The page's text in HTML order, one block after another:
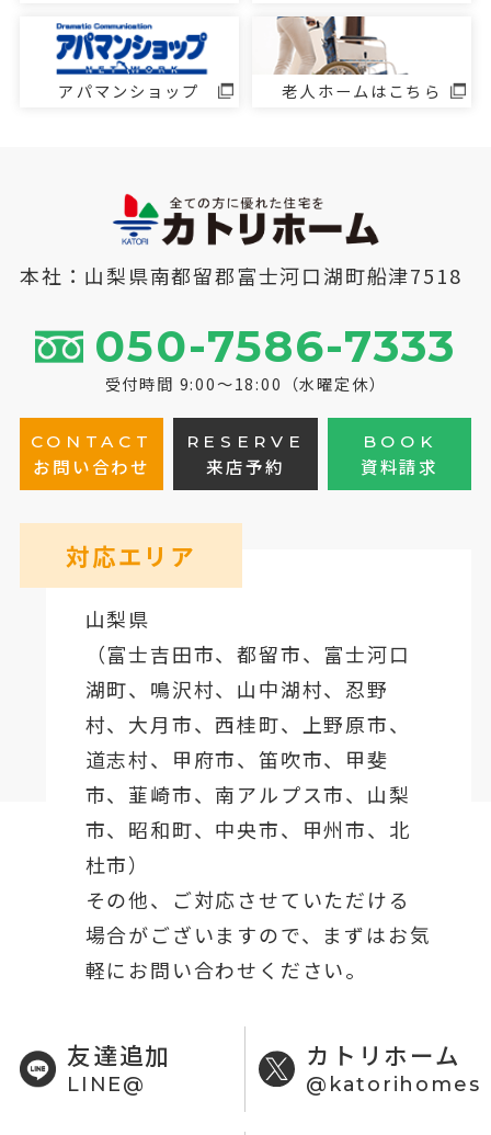
アパマンショップ 老人ホームはこちら
本社：山梨県南都留郡富士河口湖町船津7518
050-7586-7333
受付時間 9:00～18:00（水曜定休）
CONTACT
お問い合わせ
RESERVE
来店予約
BOOK
資料請求
対応エリア
山梨県
（富士吉田市、都留市、 富士河口
湖町、鳴沢村、山中湖村、忍野
村、 大月市、西桂町、上野原市、
道志村、 甲府市、笛吹市、甲斐
市、韮崎市、南アルプス市、山梨
市、昭和町、中央市、甲州市、北
杜市）
その他、ご対応させていただける
場合がございますので、まずはお気
軽にお問い合わせください。
友達追加
LINE@
カトリホーム
@katorihomes